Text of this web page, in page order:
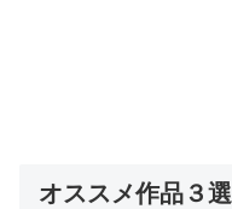
オススメ作品３選